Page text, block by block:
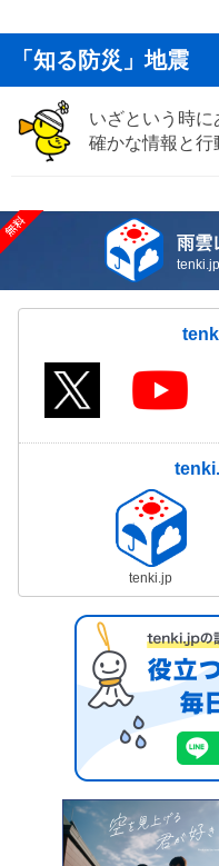
「知る防災」地震
いざという時に
確かな情報と
雨雲
tenki.jp